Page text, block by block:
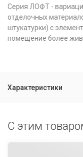
Серия ЛОФТ -
отделочных
штукатурки) с
помещение более
Характеристики
С этим